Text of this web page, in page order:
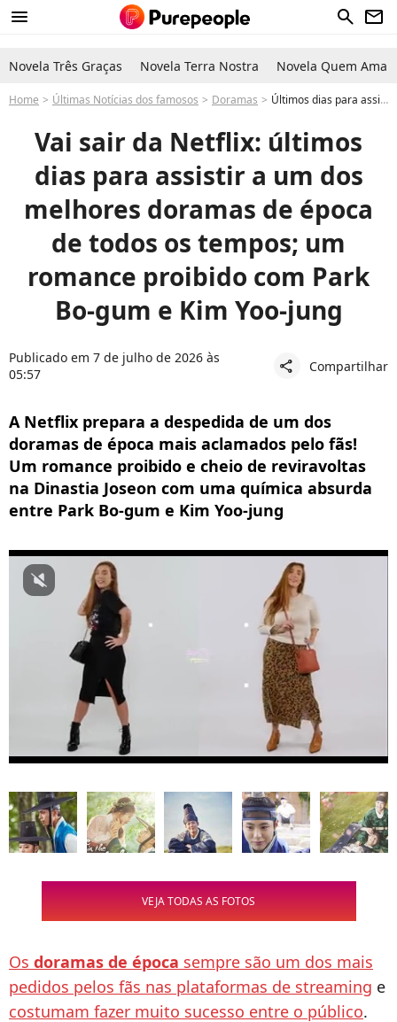
menu search newsletter
Novela Três Graças Novela Terra Nostra Novela Quem Ama
Home Últimas Notícias dos famosos Doramas Últimos dias para assistir na Netflix: um dos doramas de época mais lindos da Coreia, com Park Bo-gum e Kim Yoo-jung no elenco
Vai sair da Netflix: últimos
dias para assistir a um dos
melhores doramas de época
de todos os tempos; um
romance proibido com Park
Bo-gum e Kim Yoo-jung
Publicado em 7 de julho de 2026 às
05:57
share Compartilhar
A Netflix prepara a despedida de um dos
doramas de época mais aclamados pelo fãs!
Um romance proibido e cheio de reviravoltas
na Dinastia Joseon com uma química absurda
entre Park Bo-gum e Kim Yoo-jung
VEJA TODAS AS FOTOS
Os doramas de época sempre são um dos mais
pedidos pelos fãs nas plataformas de streaming e
costumam fazer muito sucesso entre o público.